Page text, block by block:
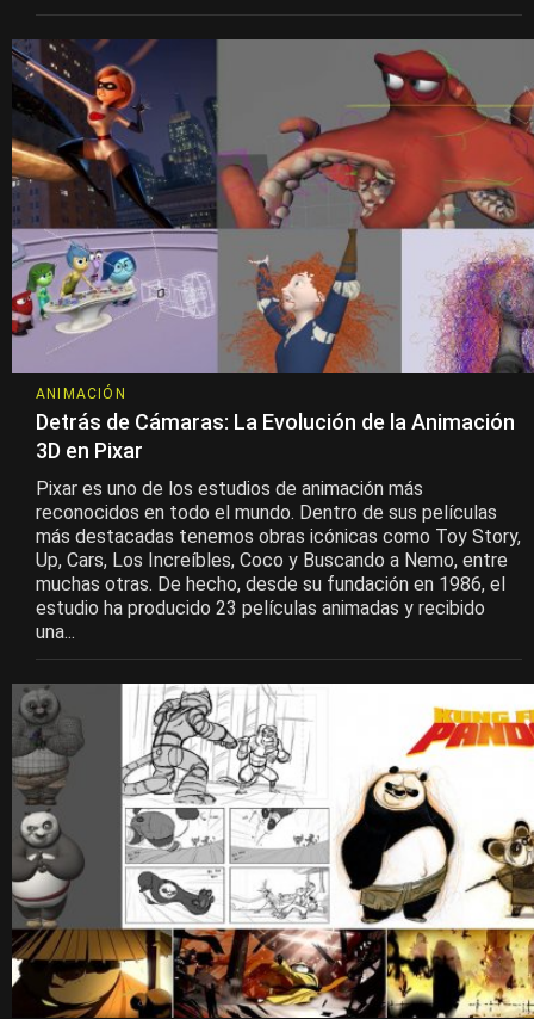
ANIMACIÓN
Detrás de Cámaras: La Evolución de la Animación
3D en Pixar
Pixar es uno de los estudios de animación más
reconocidos en todo el mundo. Dentro de sus películas
más destacadas tenemos obras icónicas como Toy Story,
Up, Cars, Los Increíbles, Coco y Buscando a Nemo, entre
muchas otras. De hecho, desde su fundación en 1986, el
estudio ha producido 23 películas animadas y recibido
una...